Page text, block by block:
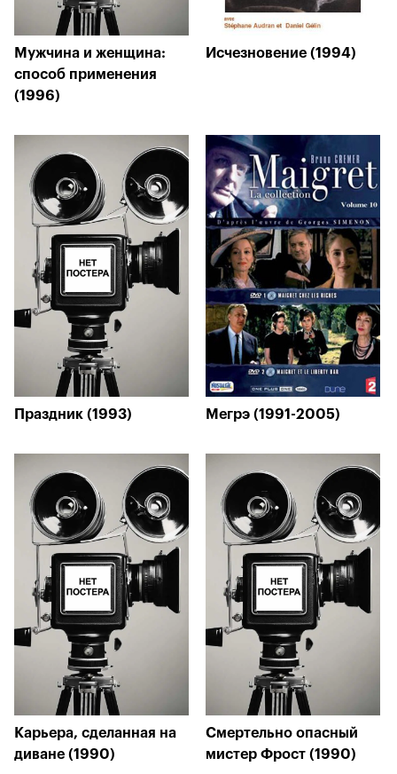
Мужчина и женщина:
способ применения
(1996)
Исчезновение (1994)
Праздник (1993) Мегрэ (1991-2005)
Карьера, сделанная на
диване (1990)
Смертельно опасный
мистер Фрост (1990)